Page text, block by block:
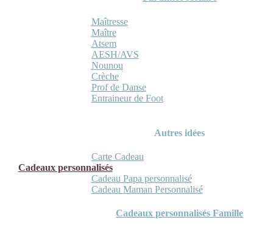
Maîtresse
Maître
Atsem
AESH/AVS
Nounou
Crèche
Prof de Danse
Entraineur de Foot
Autres idées
Carte Cadeau
Cadeaux personnalisés
Cadeau Papa personnalisé
Cadeau Maman Personnalisé
Cadeaux personnalisés Famille